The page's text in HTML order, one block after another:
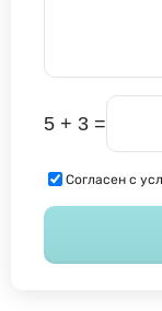
5 + 3 =
Согласен с